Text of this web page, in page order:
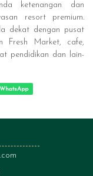
ketenangan dan
resort premium.
dekat dengan pusat
Fresh Market, cafe,
pendidikan dan lain-
WhatsApp